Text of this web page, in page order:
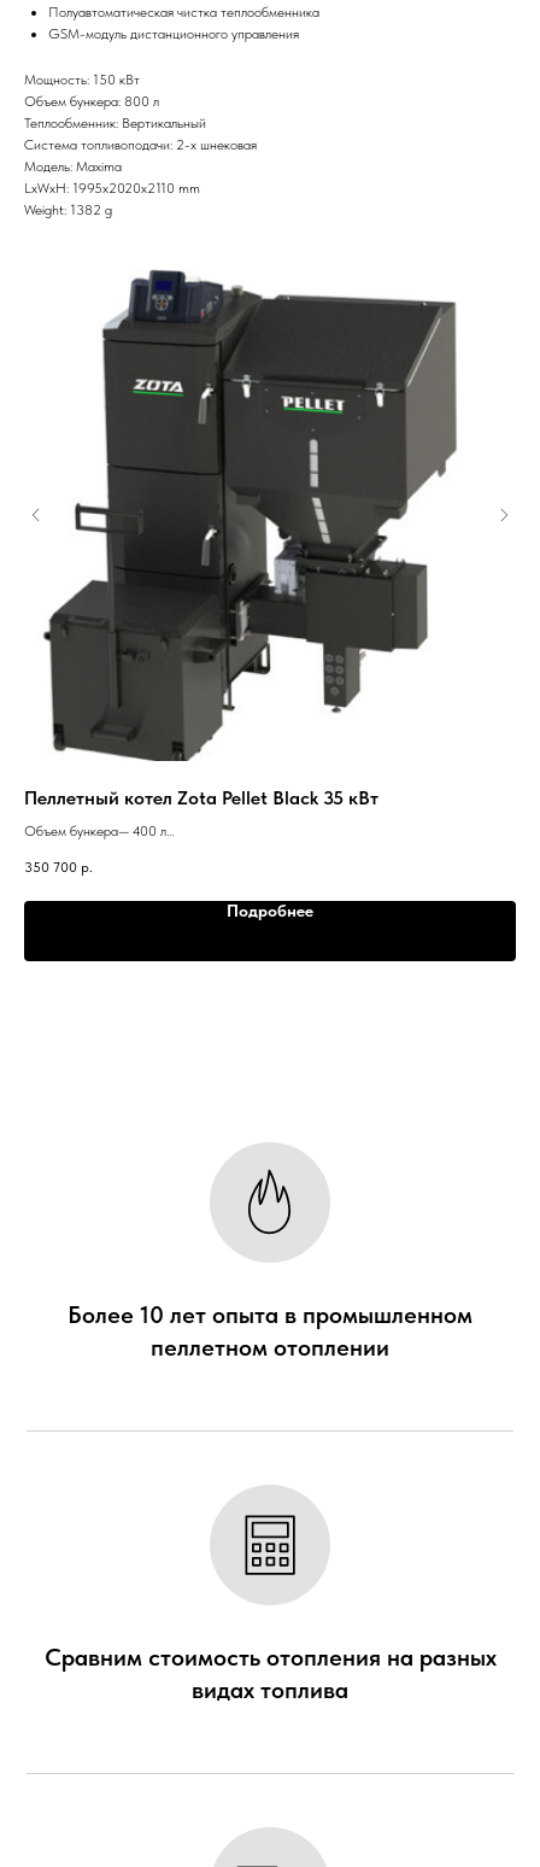
Полуавтоматическая чистка теплообменника
GSM-модуль дистанционного управления
Мощность: 150 кВт
Объем бункера: 800 л
Теплообменник: Вертикальный
Система топливоподачи: 2-х шнековая
Модель: Maxima
LxWxH: 1995x2020x2110 mm
Weight: 1382 g
Пеллетный котел Zota Pellet Black 35 кВт
Объем бункера— 400 л
Теплообменник— Горизонтальный
Система топливоподачи - 2-х шнековая
350 700 р.
Подробнее
Более 10 лет опыта в промышленном
пеллетном отоплении
Сравним стоимость отопления на разных
видах топлива